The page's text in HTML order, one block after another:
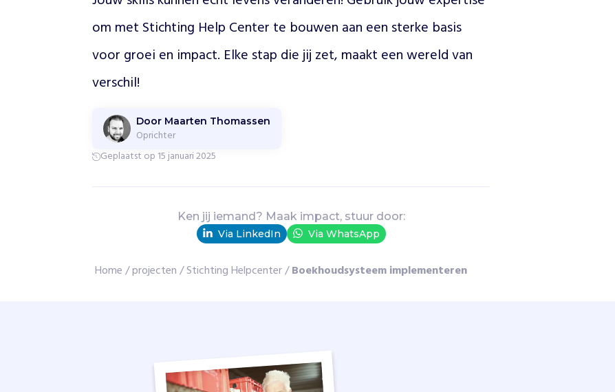
i
e
d
t
e
d
s
l
t
om met Stichting Help Center te bouwen aan een sterke basis
voor groei en impact. Elke stap die jij zet, maakt een wereld van
verschil!
Door Maarten Thomassen
Oprichter
Geplaatst op 15 januari 2025
Ken jij iemand? Maak impact, stuur door:
Via LinkedIn Via WhatsApp
Home /projecten /Stichting Helpcenter/Boekhoudsysteem implementeren